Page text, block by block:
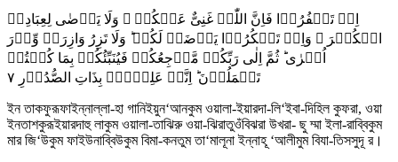
اِنۡ تَکۡفُرُوۡا فَاِنَّ اللّٰہَ غَنِیٌّ عَنۡکُمۡ ۟ وَلَا یَرۡضٰی لِعِبَادِہِ
الۡکُفۡرَ ۚ وَاِنۡ تَشۡکُرُوۡا یَرۡضَہُ لَکُمۡ ؕ وَلَا تَزِرُ وَازِرَۃٌ وِّزۡرَ
اُخۡرٰی ؕ ثُمَّ اِلٰی رَبِّکُمۡ مَّرۡجِعُکُمۡ فَیُنَبِّئُکُمۡ بِمَا کُنۡتُمۡ
تَعۡمَلُوۡنَ ؕ اِنَّہٗ عَلِیۡمٌۢ بِذَاتِ الصُّدُوۡرِ ٧
ইন তাকফুরূফাইন্নাল্লা-হা গানিইয়ুন‘আনকুম ওয়ালা-ইয়ারদা-লি‘ইবা-দিহিল কুফরা, ওয়া
ইনতাশকুরূইয়ারদাহু লাকুম ওয়ালা-তাঝিরু ওয়া-ঝিরাতুওঁবিঝরা উখরা- ছু ম্মা ইলা-রাব্বিকুম
মার জি‘উকুম ফাইউনাব্বিউকুম বিমা-কনতুম তা‘মালূনা ইন্নাহূ ‘আলীমুম বিযা-তিসসুদূ র।